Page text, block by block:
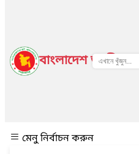
বাংলাদেশ জাতীয়
মেনু নির্বাচন করুন